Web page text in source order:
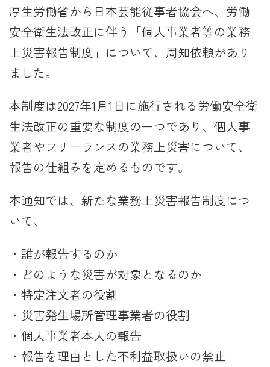
厚生労働省から日本芸能従事者協会へ、労働
安全衛生法改正に伴う「個人事業者等の業務
上災害報告制度」について、周知依頼があり
ました。
本制度は2027年1月1日に施行される労働安全衛
生法改正の重要な制度の一つであり、個人事
業者やフリーランスの業務上災害について、
報告の仕組みを定めるものです。
本通知では、新たな業務上災害報告制度につ
いて、
・誰が報告するのか
・どのような災害が対象となるのか
・特定注文者の役割
・災害発生場所管理事業者の役割
・個人事業者本人の報告
・報告を理由とした不利益取扱いの禁止